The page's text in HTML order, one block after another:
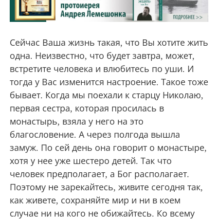
Сейчас Ваша жизнь такая, что Вы хотите жить
одна. Неизвестно, что будет завтра, может,
встретите человека и влюбитесь по уши. И
тогда у Вас изменится настроение. Такое тоже
бывает. Когда мы поехали к старцу Николаю,
первая сестра, которая просилась в
монастырь, взяла у него на это
благословение. А через полгода вышла
замуж. По сей день она говорит о монастыре,
хотя у нее уже шестеро детей. Так что
человек предполагает, а Бог располагает.
Поэтому не зарекайтесь, живите сегодня так,
как живете, сохраняйте мир и ни в коем
случае ни на кого не обижайтесь. Ко всему